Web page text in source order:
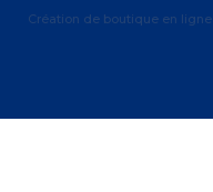
Création de boutique en ligne